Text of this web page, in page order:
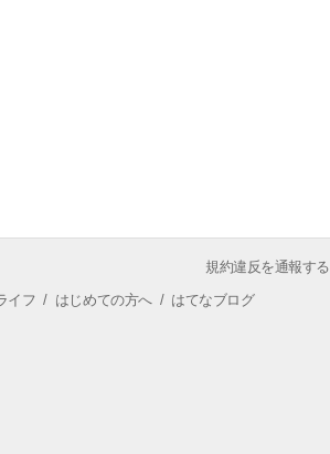
規約違反を通報する
イフ / はじめての方へ/ はてなブログ